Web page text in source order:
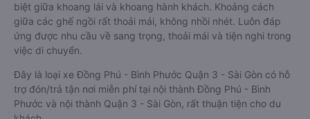
biệt giữa khoang lái và khoang hành khách. Khoảng cách
giữa các ghế ngồi rất thoải mái, không nhồi nhét. Luôn đáp
ứng được nhu cầu về sang trọng, thoải mái và tiện nghi trong
việc di chuyển.
Đây là loại xe Đồng Phú - Bình Phước Quận 3 - Sài Gòn có hỗ
trợ đón/trả tận nơi miễn phí tại nội thành Đồng Phú - Bình
Phước và nội thành Quận 3 - Sài Gòn, rất thuận tiện cho du